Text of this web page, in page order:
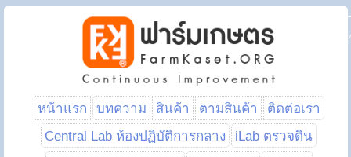
หน้าแรก บทความ สินค้า ตามสินค้า
ติดต่อเรา
Central Lab ห้องปฏิบัติการกลาง
iLab ตรวจดิน